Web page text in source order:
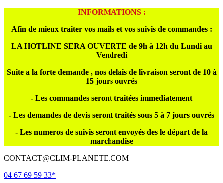
INFORMATIONS :
Afin de mieux traiter vos mails et vos suivis de commandes :
LA HOTLINE SERA OUVERTE de 9h à 12h du Lundi au
Vendredi
Suite a la forte demande , nos delais de livraison seront de 10 à
15 jours ouvrés
- Les commandes seront traitées immediatement
- Les demandes de devis seront traités sous 5 à 7 jours ouvrés
- Les numeros de suivis seront envoyés des le départ de la
marchandise
CONTACT@CLIM-PLANETE.COM
04 67 69 59 33*